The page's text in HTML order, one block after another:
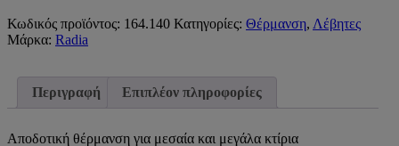
Αερίου
Χαλύβδινος
162,79kW
RADIA
Κωδικός προϊόντος: 164.140 Κατηγορίες: Θέρμανση, Λέβητες
Μάρκα: Radia
Περιγραφή Επιπλέον πληροφορίες
Αποδοτική θέρμανση για μεσαία και μεγάλα κτίρια